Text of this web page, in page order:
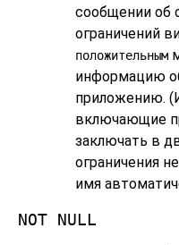
сообщении об
ограничений
положительным
информацию
приложению.
включающие
заключать в
ограничения
имя
NOT NULL